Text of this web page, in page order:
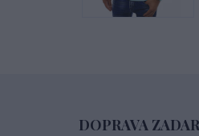
DOPRAVA